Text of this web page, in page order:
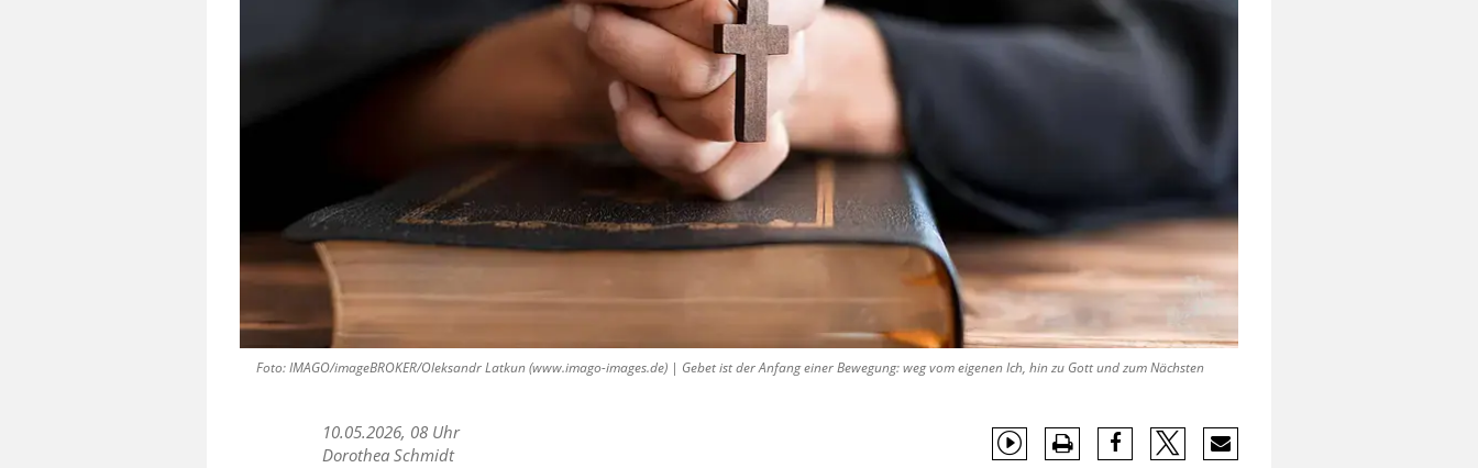
Foto: IMAGO/imageBROKER/Oleksandr Latkun (www.imago-images.de) | Gebet ist der Anfang einer Bewegung: weg vom eigenen Ich, hin zu Gott und zum Nächsten
10.05.2026, 08 Uhr
Dorothea Schmidt